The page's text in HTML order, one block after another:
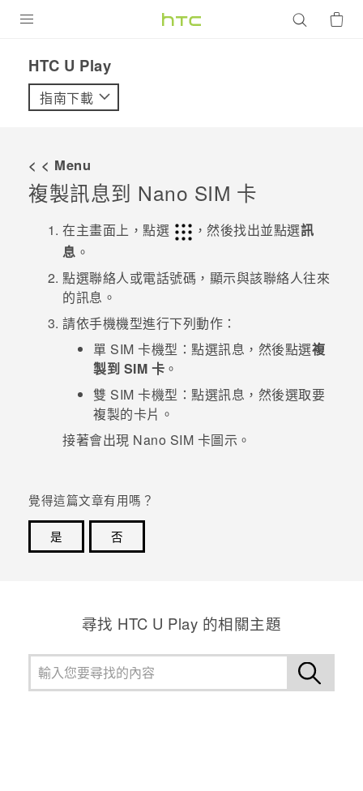
VIVE
配件
優惠專區
焦點訊息
校園專案
銷售門市
銷售通路
支援服務
HTC U Play‎
指南下載
< < Menu
複製訊息到 Nano SIM 卡
在主畫面上，點選 ，然後找出並點選訊
息 。
點選聯絡人或電話號碼，顯示與該聯絡人往來
的訊息。
請依手機機型進行下列動作：
單 SIM 卡機型： 點選訊息，然後點選複
製到 SIM 卡 。
雙 SIM 卡機型： 點選訊息，然後選取要
複製的卡片。
接著會出現 Nano SIM 卡圖示。
覺得這篇文章有用嗎？
是
否
尋找 HTC U Play 的相關主題